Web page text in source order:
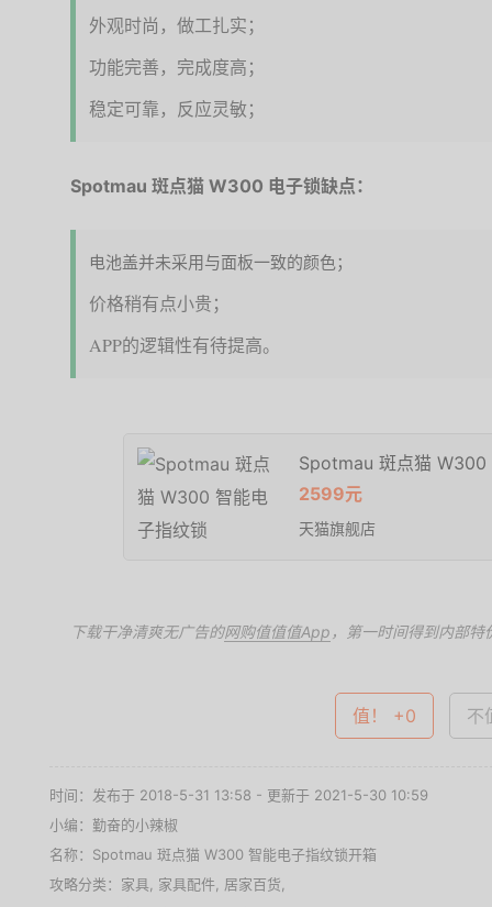
外观时尚，做工扎实；
功能完善，完成度高；
稳定可靠，反应灵敏；
Spotmau 斑点猫 W300 电子锁缺点：
电池盖并未采用与面板一致的颜色；
价格稍有点小贵；
APP的逻辑性有待提高。
Spotmau 斑点猫 W300
2599元
天猫旗舰店
下载干净清爽无广告的网购值值值App ，第一时间得到内部特
值！ +0 不
时间：发布于 2018-5-31 13:58 - 更新于 2021-5-30 10:59
小编：勤奋的小辣椒
名称： Spotmau 斑点猫 W300 智能电子指纹锁开箱
攻略分类： 家具 家具配件 居家百货